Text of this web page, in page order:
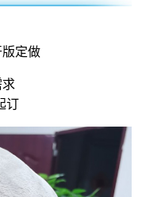
定做
订